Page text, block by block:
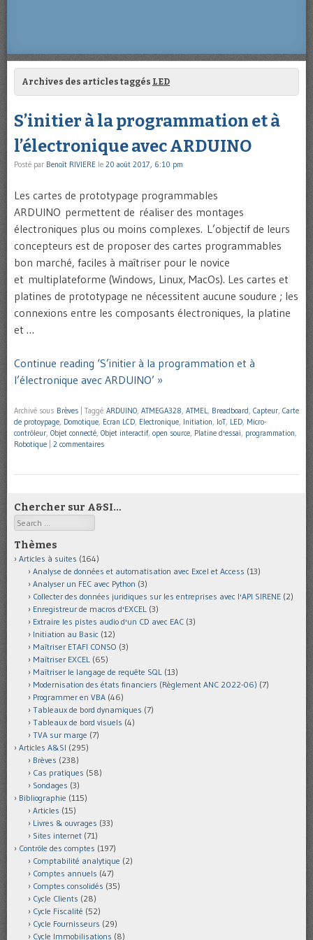
Archives des articles taggés LED
S’initier à la programmation et à
l’électronique avec ARDUINO
Posté par Benoît RIVIERE le 20 août 2017, 6:10 pm
Les cartes de prototypage programmables
ARDUINO permettent de réaliser des montages
électroniques plus ou moins complexes. L’objectif de leurs
concepteurs est de proposer des cartes programmables
bon marché, faciles à maîtriser pour le novice
et multiplateforme (Windows, Linux, MacOs). Les cartes et
platines de prototypage ne nécessitent aucune soudure ; les
connexions entre les composants électroniques, la platine
et …
Continue reading ‘S’initier à la programmation et à
l’électronique avec ARDUINO’ »
Archivé sous Brèves Taggé ARDUINO, ATMEGA328, ATMEL, Breadboard, Capteur, Carte
de protoypage, Domotique, Ecran LCD, Electronique, Initiation, IoT, LED, Micro-
contrôleur, Objet connecté, Objet interactif, open source, Platine d'essai, programmation,
Robotique
2 commentaires
Chercher sur A&SI…
Search
Thèmes
Articles à suites (164)
Analyse de données et automatisation avec Excel et Access (13)
Analyser un FEC avec Python (3)
Collecter des données juridiques sur les entreprises avec l'API SIRENE (2)
Enregistreur de macros d'EXCEL (3)
Extraire les pistes audio d'un CD avec EAC (3)
Initiation au Basic (12)
Maîtriser ETAFI CONSO (3)
Maîtriser EXCEL (65)
Maîtriser le langage de requête SQL (13)
Modernisation des états financiers (Règlement ANC 2022-06) (7)
Programmer en VBA (46)
Tableaux de bord dynamiques (7)
Tableaux de bord visuels (4)
TVA sur marge (7)
Articles A&SI (295)
Brèves (238)
Cas pratiques (58)
Sondages (3)
Bibliographie (115)
Articles (15)
Livres & ouvrages (33)
Sites internet (71)
Contrôle des comptes (197)
Comptabilité analytique (2)
Comptes annuels (47)
Comptes consolidés (35)
Cycle Clients (28)
Cycle Fiscalité (52)
Cycle Fournisseurs (29)
Cycle Immobilisations (8)